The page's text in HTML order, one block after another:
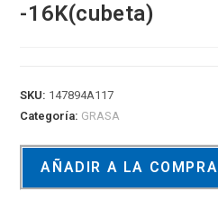
-16K(cubeta)
SKU: 147894A117
Categoría: GRASA
AÑADIR A LA COMPRA